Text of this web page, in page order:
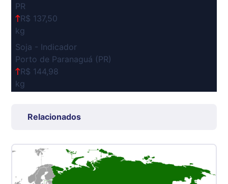
PR
R$ 137,50
kg
Soja - Indicador
Porto de Paranaguá (PR)
R$ 144,98
kg
Grande São Paulo (SP)
Suíno - Estadual
R$ 5,08
Relacionados